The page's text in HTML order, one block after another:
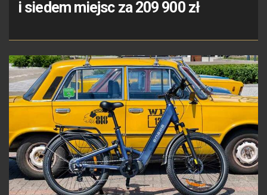
i siedem miejsc za 209 900 zł